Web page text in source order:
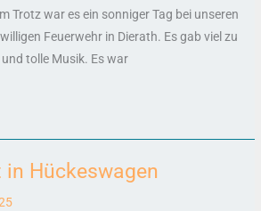
Trotz war es ein sonniger Tag bei unseren
Feuerwehr in Dierath. Es gab viel zu
und tolle Musik. Es war
Hückeswagen